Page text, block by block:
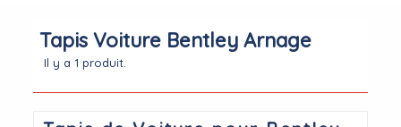
Tapis Voiture Bentley Arnage
Il y a 1 produit.